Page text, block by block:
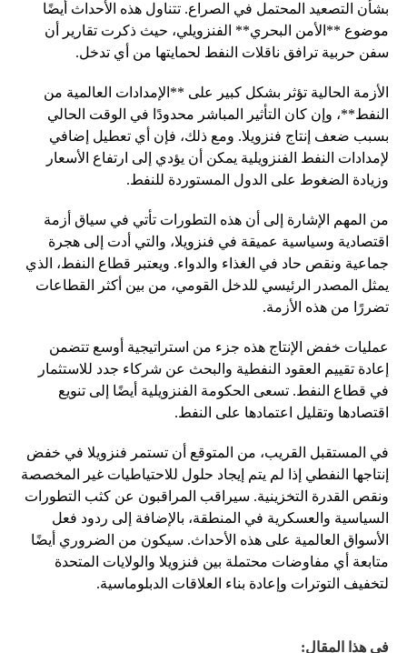
بشأن التصعيد المحتمل في الصراع. تتناول هذه الأحداث أيضًا
موضوع **الأمن البحري** الفنزويلي، حيث ذكرت تقارير أن
سفن حربية ترافق ناقلات النفط لحمايتها من أي تدخل.
الأزمة الحالية تؤثر بشكل كبير على **الإمدادات العالمية من
النفط**، وإن كان التأثير المباشر محدودًا في الوقت الحالي
بسبب ضعف إنتاج فنزويلا. ومع ذلك، فإن أي تعطيل إضافي
لإمدادات النفط الفنزويلية يمكن أن يؤدي إلى ارتفاع الأسعار
وزيادة الضغوط على الدول المستوردة للنفط.
من المهم الإشارة إلى أن هذه التطورات تأتي في سياق أزمة
اقتصادية وسياسية عميقة في فنزويلا، والتي أدت إلى هجرة
جماعية ونقص حاد في الغذاء والدواء. ويعتبر قطاع النفط، الذي
يمثل المصدر الرئيسي للدخل القومي، من بين أكثر القطاعات
تضررًا من هذه الأزمة.
عمليات خفض الإنتاج هذه جزء من استراتيجية أوسع تتضمن
إعادة تقييم العقود النفطية والبحث عن شركاء جدد للاستثمار
في قطاع النفط. تسعى الحكومة الفنزويلية أيضًا إلى تنويع
اقتصادها وتقليل اعتمادها على النفط.
في المستقبل القريب، من المتوقع أن تستمر فنزويلا في خفض
إنتاجها النفطي إذا لم يتم إيجاد حلول للاحتياطيات غير المخصصة
ونقص القدرة التخزينية. سيراقب المراقبون عن كثب التطورات
السياسية والعسكرية في المنطقة، بالإضافة إلى ردود فعل
الأسواق العالمية على هذه الأحداث. سيكون من الضروري أيضًا
متابعة أي مفاوضات محتملة بين فنزويلا والولايات المتحدة
لتخفيف التوترات وإعادة بناء العلاقات الدبلوماسية.
في هذا المقال: